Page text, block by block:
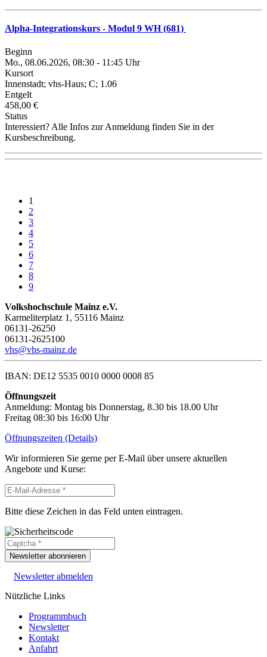
Alpha-Integrationskurs - Modul 9 WH (681)
Beginn
Mo., 08.06.2026, 08:30 - 11:45 Uhr
Kursort
Innenstadt; vhs-Haus; C; 1.06
Entgelt
458,00 €
Status
Interessiert? Alle Infos zur Anmeldung finden Sie in der
Kursbeschreibung.
1
2
3
4
5
6
7
8
9
Volkshochschule Mainz e.V.
Karmeliterplatz 1, 55116 Mainz
06131-26250
06131-2625100
vhs@vhs-mainz.de
IBAN: DE12 5535 0010 0000 0008 85
Öffnungszeit
Anmeldung: Montag bis Donnerstag, 8.30 bis 18.00 Uhr
Freitag 08:30 bis 16:00 Uhr
Öffnungszeiten (Details)
Wir informieren Sie gerne per E-Mail über unsere aktuellen
Angebote und Kurse:
Bitte diese Zeichen in das Feld unten eintragen.
Newsletter abonnieren
Newsletter abmelden
Nützliche Links
Programmbuch
Newsletter
Kontakt
Anfahrt